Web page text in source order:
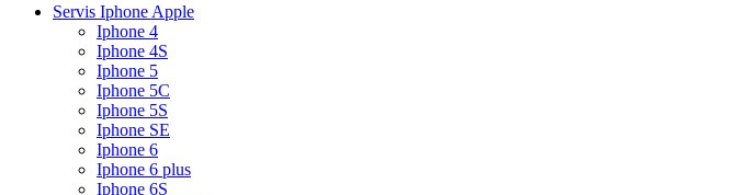
Servis Iphone Apple
Iphone 4
Iphone 4S
Iphone 5
Iphone 5C
Iphone 5S
Iphone SE
Iphone 6
Iphone 6 plus
Iphone 6S